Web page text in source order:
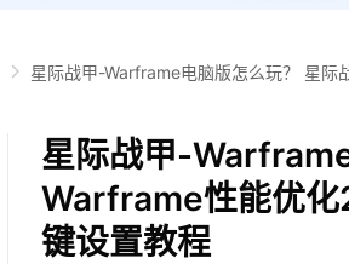
星际战甲-Warframe电脑版怎么玩？ 星
星际战甲-
Warframe性能优化
键设置教程